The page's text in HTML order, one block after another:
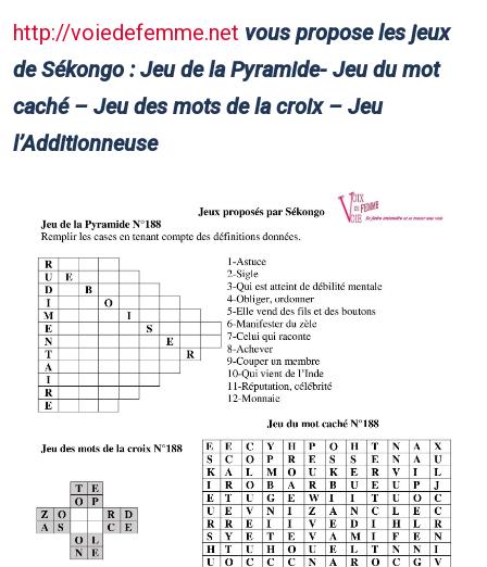
http://voiedefemme.net vous propose les jeux
de Sékongo : Jeu de la Pyramide- Jeu du mot
caché – Jeu des mots de la croix – Jeu
l’Additionneuse